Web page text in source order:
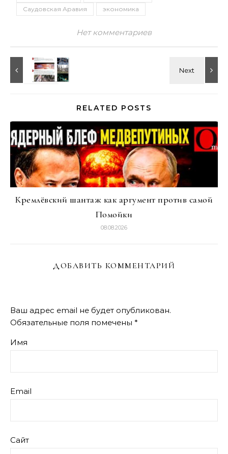
Саудовская Аравия
экономика
Нет комментариев
RELATED POSTS
Кремлёвский шантаж как аргумент против самой
Помойки
08.08.2026
ДОБАВИТЬ КОММЕНТАРИЙ
Ваш адрес email не будет опубликован.
Обязательные поля помечены *
Имя
Email
Сайт